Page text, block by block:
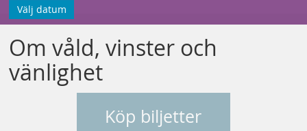
Välj datum
Om våld, vinster och
vänlighet
Köp biljetter